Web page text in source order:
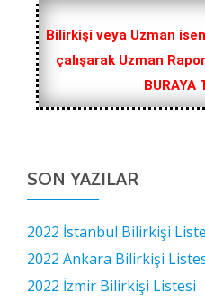
Bilirkişi veya Uzman
çalışarak Uzman
BURAYA
SON YAZILAR
2022 İstanbul Bilirkişi
2022 Ankara Bilirkişi
2022 İzmir Bilirkişi Listesi